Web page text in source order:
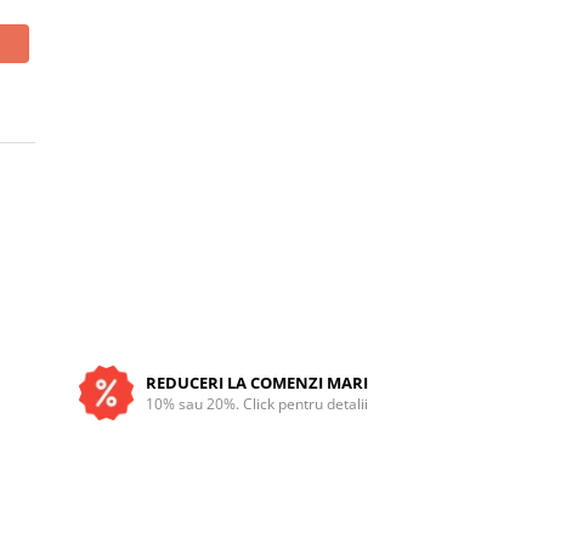
REDUCERI LA COMENZI MARI
10% sau 20%. Click pentru detalii